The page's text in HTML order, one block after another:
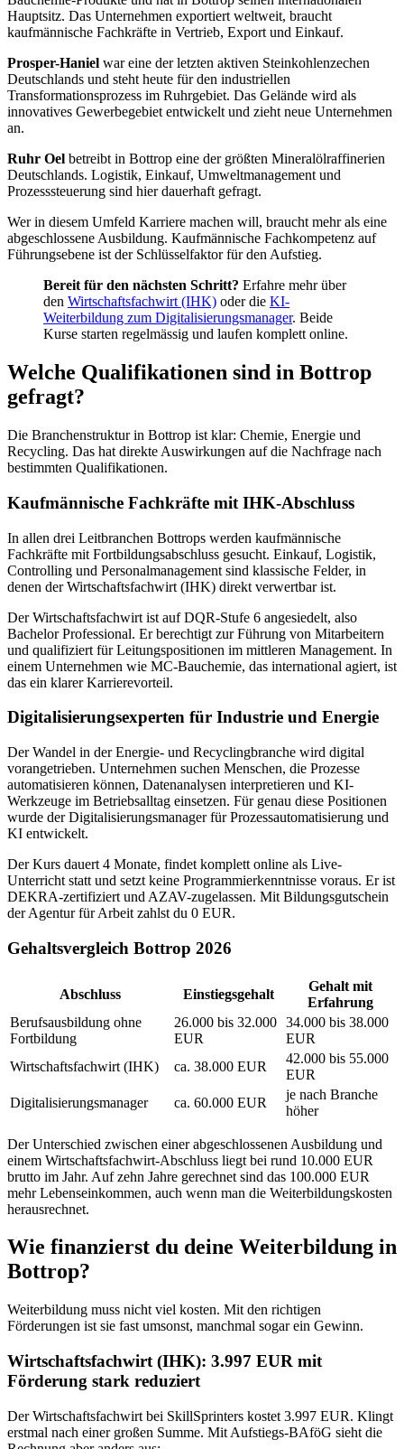
Hauptsitz. Das Unternehmen exportiert weltweit, braucht
kaufmännische Fachkräfte in Vertrieb, Export und Einkauf.
Prosper-Haniel war eine der letzten aktiven Steinkohlenzechen
Deutschlands und steht heute für den industriellen
Transformationsprozess im Ruhrgebiet. Das Gelände wird als
innovatives Gewerbegebiet entwickelt und zieht neue Unternehmen
an.
Ruhr Oel betreibt in Bottrop eine der größten Mineralölraffinerien
Deutschlands. Logistik, Einkauf, Umweltmanagement und
Prozesssteuerung sind hier dauerhaft gefragt.
Wer in diesem Umfeld Karriere machen will, braucht mehr als eine
abgeschlossene Ausbildung. Kaufmännische Fachkompetenz auf
Führungsebene ist der Schlüsselfaktor für den Aufstieg.
Bereit für den nächsten Schritt? Erfahre mehr über
den Wirtschaftsfachwirt (IHK) oder die KI-
Weiterbildung zum Digitalisierungsmanager. Beide
Kurse starten regelmässig und laufen komplett online.
Welche Qualifikationen sind in Bottrop
gefragt?
Die Branchenstruktur in Bottrop ist klar: Chemie, Energie und
Recycling. Das hat direkte Auswirkungen auf die Nachfrage nach
bestimmten Qualifikationen.
Kaufmännische Fachkräfte mit IHK-Abschluss
In allen drei Leitbranchen Bottrops werden kaufmännische
Fachkräfte mit Fortbildungsabschluss gesucht. Einkauf, Logistik,
Controlling und Personalmanagement sind klassische Felder, in
denen der Wirtschaftsfachwirt (IHK) direkt verwertbar ist.
Der Wirtschaftsfachwirt ist auf DQR-Stufe 6 angesiedelt, also
Bachelor Professional. Er berechtigt zur Führung von Mitarbeitern
und qualifiziert für Leitungspositionen im mittleren Management. In
einem Unternehmen wie MC-Bauchemie, das international agiert, ist
das ein klarer Karrierevorteil.
Digitalisierungsexperten für Industrie und Energie
Der Wandel in der Energie- und Recyclingbranche wird digital
vorangetrieben. Unternehmen suchen Menschen, die Prozesse
automatisieren können, Datenanalysen interpretieren und KI-
Werkzeuge im Betriebsalltag einsetzen. Für genau diese Positionen
wurde der Digitalisierungsmanager für Prozessautomatisierung und
KI entwickelt.
Der Kurs dauert 4 Monate, findet komplett online als Live-
Unterricht statt und setzt keine Programmierkenntnisse voraus. Er ist
DEKRA-zertifiziert und AZAV-zugelassen. Mit Bildungsgutschein
der Agentur für Arbeit zahlst du 0 EUR.
Gehaltsvergleich Bottrop 2026
Abschluss Einstiegsgehalt
Gehalt mit
Erfahrung
Berufsausbildung ohne
Fortbildung
26.000 bis 32.000
EUR
34.000 bis 38.000
EUR
Wirtschaftsfachwirt (IHK)
ca. 38.000 EUR
42.000 bis 55.000
EUR
Digitalisierungsmanager
ca. 60.000 EUR
je nach Branche
höher
Der Unterschied zwischen einer abgeschlossenen Ausbildung und
einem Wirtschaftsfachwirt-Abschluss liegt bei rund 10.000 EUR
brutto im Jahr. Auf zehn Jahre gerechnet sind das 100.000 EUR
mehr Lebenseinkommen, auch wenn man die Weiterbildungskosten
herausrechnet.
Wie finanzierst du deine Weiterbildung in
Bottrop?
Weiterbildung muss nicht viel kosten. Mit den richtigen
Förderungen ist sie fast umsonst, manchmal sogar ein Gewinn.
Wirtschaftsfachwirt (IHK): 3.997 EUR mit
Förderung stark reduziert
Der Wirtschaftsfachwirt bei SkillSprinters kostet 3.997 EUR. Klingt
erstmal nach einer großen Summe. Mit Aufstiegs-BAföG sieht die